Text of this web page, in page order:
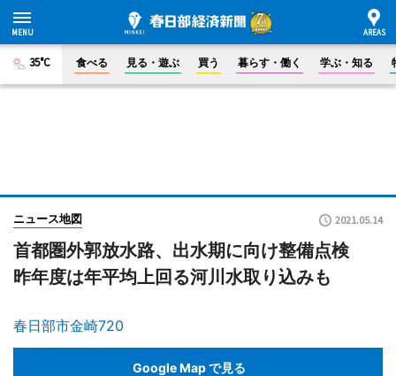
35°C 食べる 見る・遊ぶ 買う 暮らす・働く 学ぶ・知る
ニュース地図 2021.05.14
首都圏外郭放水路、出水期に向け整備点検
昨年度は年平均上回る河川水取り込みも
春日部市金崎720
Google Map で見る